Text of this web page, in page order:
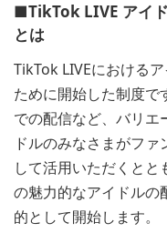
■TikTok LIVE アイ
とは
TikTok LIVEにおける
ために開始した制度
での配信など、バリエ
ドルのみなさまがフ
して活用いただくと
の魅力的なアイドルの
的として開始します。